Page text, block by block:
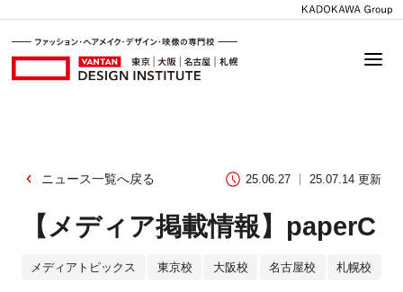
ニュース一覧へ戻る 25.06.27 25.07.14 更新
【メディア掲載情報】paperC
メディアトピックス 東京校 大阪校 名古屋校 札幌校